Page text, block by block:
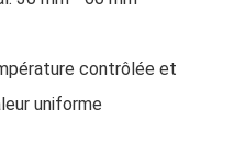
contrôlée et
uniforme